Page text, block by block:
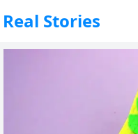
Real Stories